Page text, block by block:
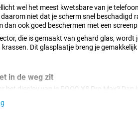
wel het meest kwetsbare van je
niet dat je scherm snel beschadigd
dan ook goed beschermen met een
die is gemaakt van gehard glas, wordt
krassen. Dit glasplaatje breng je
in de weg zit
het display van je POCO X8 Pro Max? Dan
zit niet in de weg en biedt
je krassen in het scherm.